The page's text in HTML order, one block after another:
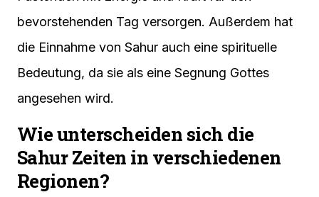
bevorstehenden Tag versorgen. Außerdem hat
die Einnahme von Sahur auch eine spirituelle
Bedeutung, da sie als eine Segnung Gottes
angesehen wird.
Wie unterscheiden sich die
Sahur Zeiten in verschiedenen
Regionen?